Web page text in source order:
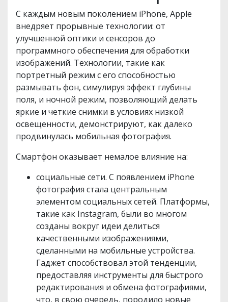
С каждым новым поколением iPhone, Apple
внедряет прорывные технологии: от
улучшенной оптики и сенсоров до
программного обеспечения для обработки
изображений. Технологии, такие как
портретный режим с его способностью
размывать фон, симулируя эффект глубины
поля, и ночной режим, позволяющий делать
яркие и четкие снимки в условиях низкой
освещенности, демонстрируют, как далеко
продвинулась мобильная фотография.
Смартфон оказывает немалое влияние на:
социальные сети. С появлением iPhone
фотография стала центральным
элементом социальных сетей. Платформы,
такие как Instagram, были во многом
созданы вокруг идеи делиться
качественными изображениями,
сделанными на мобильные устройства.
Гаджет способствовал этой тенденции,
предоставляя инструменты для быстрого
редактирования и обмена фотографиями,
что, в свою очередь, породило новые